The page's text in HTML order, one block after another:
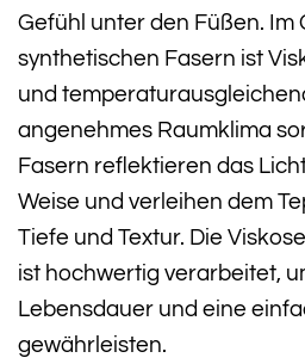
Gefühl unter den Füßen. Im
synthetischen Fasern ist
und
angenehmes Raumklima
Fasern reflektieren das
Weise und verleihen dem
Tiefe und Textur. Die
ist hochwertig verarbeitet,
Lebensdauer und eine
gewährleisten.